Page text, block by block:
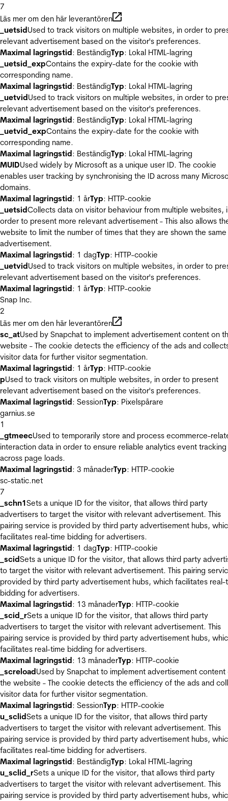
7
Läs mer om den här leverantören
_uetsidUsed to track visitors on multiple websites, in order to
relevant advertisement based on the visitor's preferences.
Maximal lagringstid: BeständigTyp: Lokal HTML-lagring
_uetsid_expContains the expiry-date for the cookie with
corresponding name.
Maximal lagringstid: BeständigTyp: Lokal HTML-lagring
_uetvidUsed to track visitors on multiple websites, in order to
relevant advertisement based on the visitor's preferences.
Maximal lagringstid: BeständigTyp: Lokal HTML-lagring
_uetvid_expContains the expiry-date for the cookie with
corresponding name.
Maximal lagringstid: BeständigTyp: Lokal HTML-lagring
MUIDUsed widely by Microsoft as a unique user ID. The cookie
enables user tracking by synchronising the ID across many
domains.
Maximal lagringstid: 1 årTyp: HTTP-cookie
_uetsidCollects data on visitor behaviour from multiple websites,
order to present more relevant advertisement - This also allows
website to limit the number of times that they are shown the same
advertisement.
Maximal lagringstid: 1 dagTyp: HTTP-cookie
_uetvidUsed to track visitors on multiple websites, in order to
relevant advertisement based on the visitor's preferences.
Maximal lagringstid: 1 årTyp: HTTP-cookie
Snap Inc.
2
Läs mer om den här leverantören
sc_atUsed by Snapchat to implement advertisement content on
website - The cookie detects the efficiency of the ads and
visitor data for further visitor segmentation.
Maximal lagringstid: 1 årTyp: HTTP-cookie
pUsed to track visitors on multiple websites, in order to present
relevant advertisement based on the visitor's preferences.
Maximal lagringstid: SessionTyp: Pixelspårare
garnius.se
1
_gtmeecUsed to temporarily store and process ecommerce-
interaction data in order to ensure reliable analytics event tracking
across page loads.
Maximal lagringstid: 3 månaderTyp: HTTP-cookie
sc-static.net
7
_schn1Sets a unique ID for the visitor, that allows third party
advertisers to target the visitor with relevant advertisement. This
pairing service is provided by third party advertisement hubs,
facilitates real-time bidding for advertisers.
Maximal lagringstid: 1 dagTyp: HTTP-cookie
_scidSets a unique ID for the visitor, that allows third party
to target the visitor with relevant advertisement. This pairing
provided by third party advertisement hubs, which facilitates real-
bidding for advertisers.
Maximal lagringstid: 13 månaderTyp: HTTP-cookie
_scid_rSets a unique ID for the visitor, that allows third party
advertisers to target the visitor with relevant advertisement. This
pairing service is provided by third party advertisement hubs,
facilitates real-time bidding for advertisers.
Maximal lagringstid: 13 månaderTyp: HTTP-cookie
_screloadUsed by Snapchat to implement advertisement content
the website - The cookie detects the efficiency of the ads and
visitor data for further visitor segmentation.
Maximal lagringstid: SessionTyp: HTTP-cookie
u_sclidSets a unique ID for the visitor, that allows third party
advertisers to target the visitor with relevant advertisement. This
pairing service is provided by third party advertisement hubs,
facilitates real-time bidding for advertisers.
Maximal lagringstid: BeständigTyp: Lokal HTML-lagring
u_sclid_rSets a unique ID for the visitor, that allows third party
advertisers to target the visitor with relevant advertisement. This
pairing service is provided by third party advertisement hubs,